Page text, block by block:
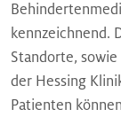
kennzeichnend.
Standorte, sowie
der Hessing
Patienten